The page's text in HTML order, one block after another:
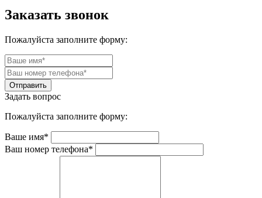
Заказать звонок
Пожалуйста заполните форму:
Задать вопрос
Пожалуйста заполните форму:
Ваше имя*
Ваш номер телефона*